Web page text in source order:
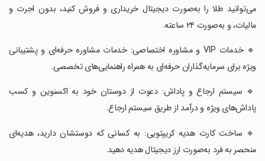
می‌توانید طلا را به‌صورت دیجیتال خریداری و فروش کنید، بدون اجرت و
مالیات، و به‌صورت ۲۴ ساعته.
‏🔹 خدمات VIP و مشاوره اختصاصی: خدمات مشاوره حرفه‌ای و پشتیبانی
ویژه برای سرمایه‌گذاران حرفه‌ای به همراه راهنمایی‌های تخصصی.
‏🔹 سیستم ارجاع و پاداش: دعوت از دوستان خود به اکسنوین و کسب
پاداش‌های ویژه و درآمد از طریق سیستم ارجاع.
‏🔹 ساخت کارت هدیه کریپتویی: به کسانی که دوستشان دارید، هدیه‌ای
منحصر به فرد به‌صورت ارز دیجیتال هدیه دهید.